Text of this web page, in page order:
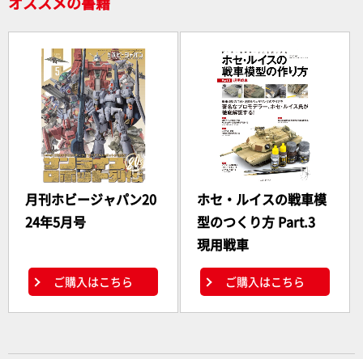
月刊ホビージャパン20
24年5月号
ご購入はこちら
ホセ・ルイスの戦車模
型のつくり方 Part.3
現用戦車
ご購入はこちら